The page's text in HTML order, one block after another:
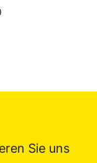
Sie uns